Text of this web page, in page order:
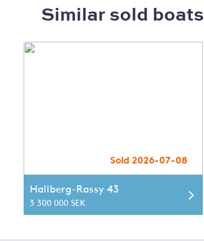
Similar sold boats
Sold 2026-07-08
Hallberg-Rassy 43
3 300 000 SEK